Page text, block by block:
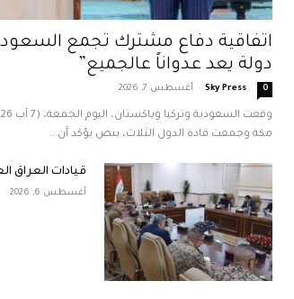
اتفاقية دفاع مشترك تجمع
دولة يعد عدواناً عالجميع”
Sky Press
- أغسطس 7, 2026 0
مكة وجمعت قادة الدول الثلاث، بنص يؤكد أن...
قيادات العراق
أغسطس 6, 2026